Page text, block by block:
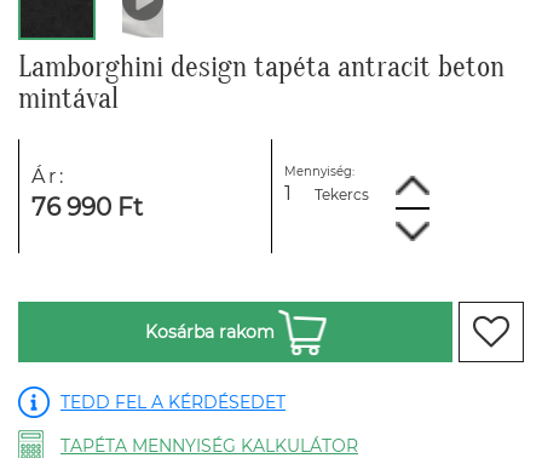
Lamborghini design tapéta antracit beton
mintával
Ár:
76 990 Ft
Mennyiség:
Tekercs
Kosárba rakom
TEDD FEL A KÉRDÉSEDET
TAPÉTA MENNYISÉG KALKULÁTOR